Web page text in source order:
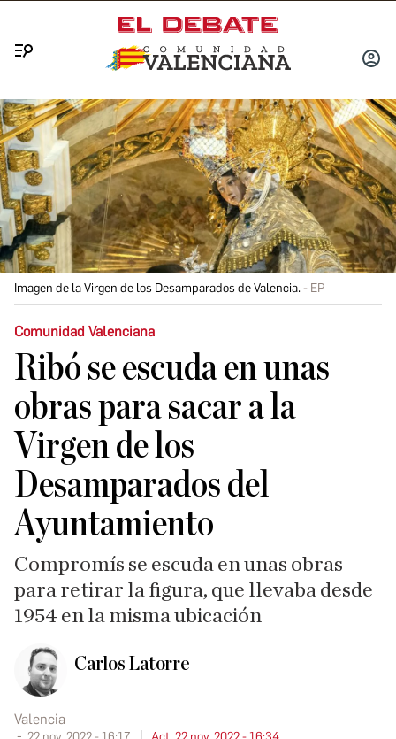
INICIAR
Imagen de la Virgen de los Desamparados de Valencia. EP
Comunidad Valenciana
Ribó se escuda en unas
obras para sacar a la
Virgen de los
Desamparados del
Ayuntamiento
Compromís se escuda en unas obras
para retirar la figura, que llevaba desde
1954 en la misma ubicación
Carlos Latorre
Valencia